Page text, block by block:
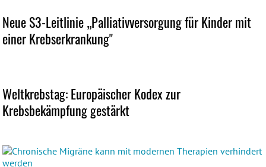
Neue S3-Leitlinie „Palliativversorgung für Kinder mit
einer Krebserkrankung"
Weltkrebstag: Europäischer Kodex zur
Krebsbekämpfung gestärkt